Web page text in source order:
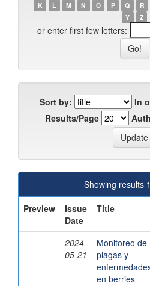
K
L M N O P Q R
Y
Z
or enter first few letters:
Sort by:
In
Results/Page
Showing results
Preview
Issue
Date
Title
2024-
05-21
Monitoreo de
plagas y
en berries